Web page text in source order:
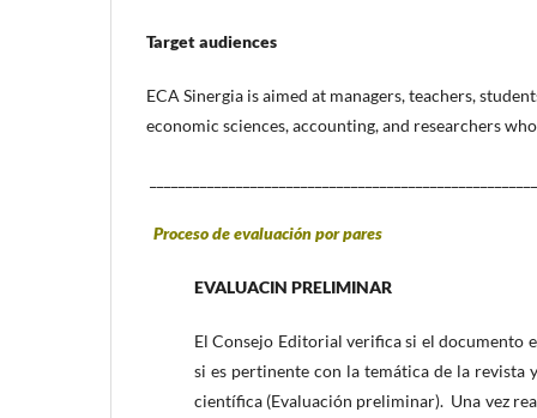
Target audiences
ECA Sinergia is aimed at managers, teachers,
economic sciences, accounting, and researchers
Proceso de evaluación por pares
EVALUACIN PRELIMINAR
El Consejo Editorial verifica si el documento
si es pertinente con la temática de la
científica (Evaluación preliminar). Una vez